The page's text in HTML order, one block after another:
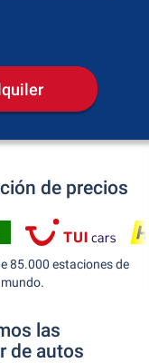
de precios
85.000 estaciones de
las
de autos